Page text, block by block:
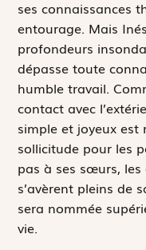
ses connaissances
entourage. Mais
profondeurs
dépasse toute
humble travail.
contact avec
simple et joyeux est
sollicitude pour les
pas à ses sœurs, les
s’avèrent pleins de
sera nommée
vie.